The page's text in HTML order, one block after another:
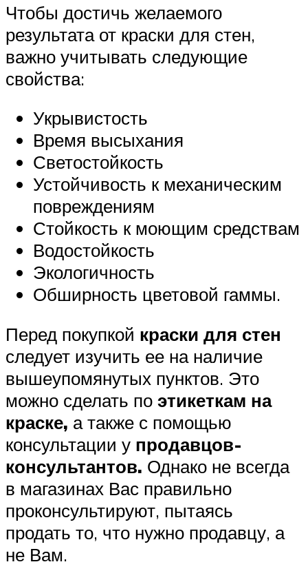
Чтобы достичь желаемого
результата от краски для стен,
важно учитывать следующие
свойства:
Укрывистость
Время высыхания
Светостойкость
Устойчивость к механическим
повреждениям
Стойкость к моющим средствам
Водостойкость
Экологичность
Обширность цветовой гаммы.
Перед покупкой краски для стен
следует изучить ее на наличие
вышеупомянутых пунктов. Это
можно сделать по этикеткам на
краске, а также с помощью
консультации у продавцов-
консультантов. Однако не всегда
в магазинах Вас правильно
проконсультируют, пытаясь
продать то, что нужно продавцу, а
не Вам.